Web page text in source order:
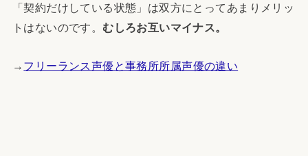
「契約だけしている状態」は双方にとってあまりメリッ
トはないのです。むしろお互いマイナス。
→ フリーランス声優と事務所所属声優の違い